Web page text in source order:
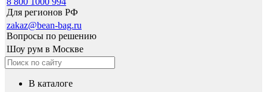
Для регионов РФ
zakaz@bean-bag.ru
Вопросы по решению
Шоу рум в Москве
в каталоге